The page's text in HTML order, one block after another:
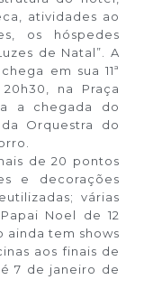
atividades ao
os hóspedes
de Natal”. A
em sua 11ª
na Praça
a chegada do
Orquestra do
de 20 pontos
e decorações
várias
Noel de 12
ainda tem shows
aos finais de
7 de janeiro de